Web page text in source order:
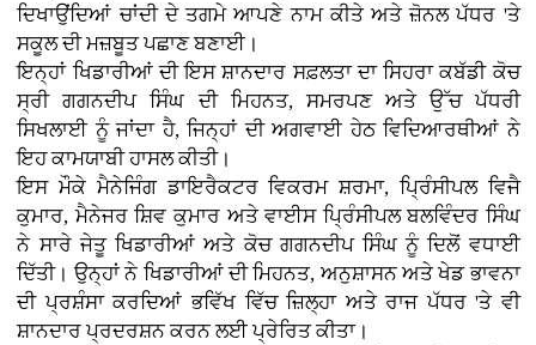
ਦਿਖਾਉਂਦਿਆਂ ਚਾਂਦੀ ਦੇ ਤਗਮੇ ਆਪਣੇ ਨਾਮ ਕੀਤੇ ਅਤੇ ਜ਼ੋਨਲ ਪੱਧਰ 'ਤੇ
ਸਕੂਲ ਦੀ ਮਜ਼ਬੂਤ ਪਛਾਣ ਬਣਾਈ।
ਇਨ੍ਹਾਂ ਖਿਡਾਰੀਆਂ ਦੀ ਇਸ ਸ਼ਾਨਦਾਰ ਸਫ਼ਲਤਾ ਦਾ ਸਿਹਰਾ ਕਬੱਡੀ ਕੋਚ
ਸ੍ਰੀ ਗਗਨਦੀਪ ਸਿੰਘ ਦੀ ਮਿਹਨਤ, ਸਮਰਪਣ ਅਤੇ ਉੱਚ ਪੱਧਰੀ
ਸਿਖਲਾਈ ਨੂੰ ਜਾਂਦਾ ਹੈ, ਜਿਨ੍ਹਾਂ ਦੀ ਅਗਵਾਈ ਹੇਠ ਵਿਦਿਆਰਥੀਆਂ ਨੇ
ਇਹ ਕਾਮਯਾਬੀ ਹਾਸਲ ਕੀਤੀ।
ਇਸ ਮੌਕੇ ਮੈਨੇਜਿੰਗ ਡਾਇਰੈਕਟਰ ਵਿਕਰਮ ਸ਼ਰਮਾ, ਪ੍ਰਿੰਸੀਪਲ ਵਿਜੈ
ਕੁਮਾਰ, ਮੈਨੇਜਰ ਸ਼ਿਵ ਕੁਮਾਰ ਅਤੇ ਵਾਈਸ ਪ੍ਰਿੰਸੀਪਲ ਬਲਵਿੰਦਰ ਸਿੰਘ
ਨੇ ਸਾਰੇ ਜੇਤੂ ਖਿਡਾਰੀਆਂ ਅਤੇ ਕੋਚ ਗਗਨਦੀਪ ਸਿੰਘ ਨੂੰ ਦਿਲੋਂ ਵਧਾਈ
ਦਿੱਤੀ। ਉਨ੍ਹਾਂ ਨੇ ਖਿਡਾਰੀਆਂ ਦੀ ਮਿਹਨਤ, ਅਨੁਸ਼ਾਸਨ ਅਤੇ ਖੇਡ ਭਾਵਨਾ
ਦੀ ਪ੍ਰਸ਼ੰਸਾ ਕਰਦਿਆਂ ਭਵਿੱਖ ਵਿੱਚ ਜ਼ਿਲ੍ਹਾ ਅਤੇ ਰਾਜ ਪੱਧਰ 'ਤੇ ਵੀ
ਸ਼ਾਨਦਾਰ ਪ੍ਰਦਰਸ਼ਨ ਕਰਨ ਲਈ ਪ੍ਰੇਰਿਤ ਕੀਤਾ।